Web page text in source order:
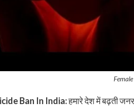
Ban In India:हमारे देश में बढ़ती